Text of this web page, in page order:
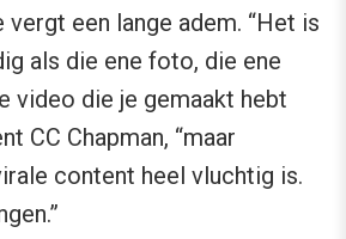
een lange adem. “Het is
als die ene foto, die ene
video die je gemaakt hebt
CC Chapman, “maar
content heel vluchtig is.